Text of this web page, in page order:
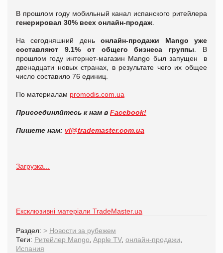
В прошлом году мобильный канал испанского ритейлера
генерировал 30% всех онлайн-продаж
На сегодняшний деньонлайн-продажи Mango уже
составляют 9.1% от общего бизнеса группы . В
прошлом году интернет-магазин Mango был запущен в
двенадцати новых странах, в результате чего их общее
число составило 76 единиц.
По материалам promodis.com.ua
Присоединяйтесь к нам в Facebook!
Пишете нам: vl@trademaster.com.ua
Загрузка...
Ексклюзивні матеріали TradeMaster.ua
Раздел: > Новости за рубежем
Теги: Ритейлер Mango Apple TV, онлайн-продажи
Испания